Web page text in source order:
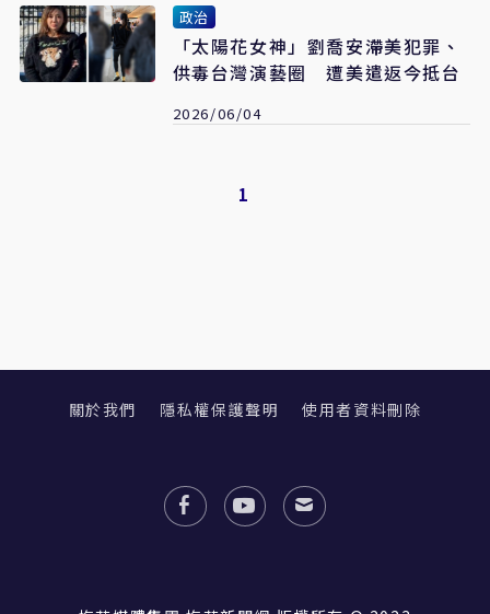
政治
「太陽花女神」劉喬安滯美犯罪、
供毒台灣演藝圈 遭美遣返今抵台
2026/06/04
1
關於我們 隱私權保護聲明 使用者資料刪除